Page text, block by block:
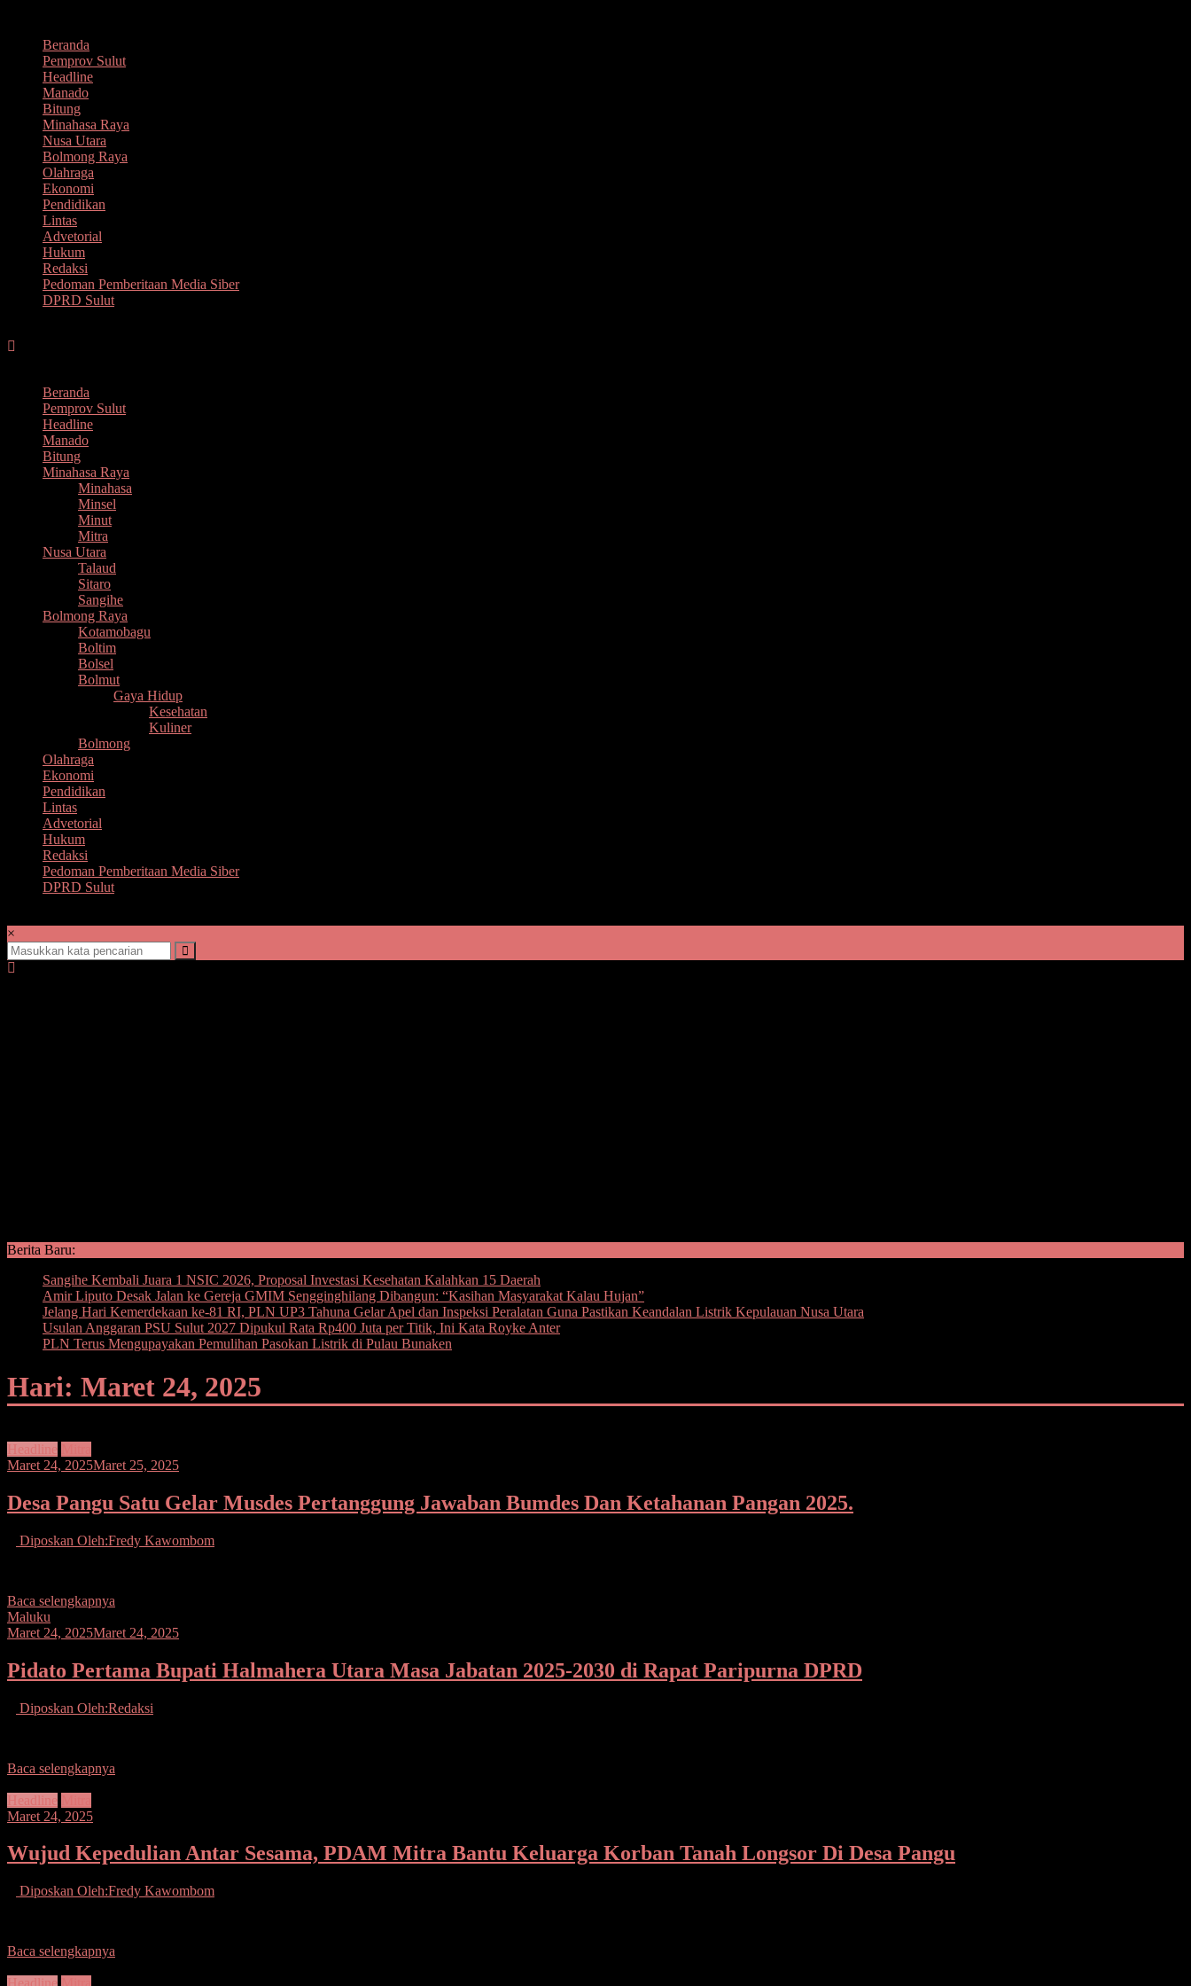
kontenBeranda
Pemprov Sulut
Headline
Manado
Bitung
Minahasa Raya
Nusa Utara
Bolmong Raya
Olahraga
Ekonomi
Pendidikan
Lintas
Advetorial
Hukum
Redaksi
Pedoman Pemberitaan Media Siber
DPRD Sulut
Beranda
Pemprov Sulut
Headline
Manado
Bitung
Minahasa Raya
Minahasa
Minsel
Minut
Mitra
Nusa Utara
Talaud
Sitaro
Sangihe
Bolmong Raya
Kotamobagu
Boltim
Bolsel
Bolmut
Gaya Hidup
Kesehatan
Kuliner
Bolmong
Olahraga
Ekonomi
Pendidikan
Lintas
Advetorial
Hukum
Redaksi
Pedoman Pemberitaan Media Siber
DPRD Sulut
×
Berita Baru:
Sangihe Kembali Juara 1 NSIC 2026, Proposal Investasi Kesehatan Kalahkan 15 Daerah
Amir Liputo Desak Jalan ke Gereja GMIM Sengginghilang Dibangun: “Kasihan Masyarakat Kalau Hujan”
Jelang Hari Kemerdekaan ke-81 RI, PLN UP3 Tahuna Gelar Apel dan Inspeksi Peralatan Guna Pastikan Keandalan Listrik Kepulauan Nusa Utara
Usulan Anggaran PSU Sulut 2027 Dipukul Rata Rp400 Juta per Titik, Ini Kata Royke Anter
PLN Terus Mengupayakan Pemulihan Pasokan Listrik di Pulau Bunaken
Hari: Maret 24, 2025
Headline
Maret 24, 2025Maret 25, 2025
Desa Pangu Satu Gelar Musdes Pertanggung Jawaban Bumdes Dan Ketahanan Pangan 2025.
Diposkan Oleh:Fredy Kawombom
Baca selengkapnya
Maluku
Maret 24, 2025Maret 24, 2025
Pidato Pertama Bupati Halmahera Utara Masa Jabatan 2025-2030 di Rapat Paripurna DPRD
Diposkan Oleh:Redaksi
Baca selengkapnya
Headline
Maret 24, 2025
Wujud Kepedulian Antar Sesama, PDAM Mitra Bantu Keluarga Korban Tanah Longsor Di Desa Pangu
Diposkan Oleh:Fredy Kawombom
Baca selengkapnya